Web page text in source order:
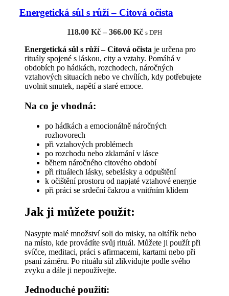
variant.
na
stránce
produktu
Energetická sůl s růží – Citová očista
118.00 Kč – 366.00 KčRozpětí
118.00 Kč
až
366.00 Kč
s DPH
Energetická sůl s růží – Citová očista je určena pro
rituály spojené s láskou, city a vztahy. Pomáhá v
obdobích po hádkách, rozchodech, náročných
vztahových situacích nebo ve chvílích, kdy potřebujete
uvolnit smutek, napětí a staré emoce.
Na co je vhodná:
po hádkách a emocionálně náročných
rozhovorech
při vztahových problémech
po rozchodu nebo zklamání v lásce
během náročného citového období
při rituálech lásky, sebelásky a odpuštění
k očištění prostoru od napjaté vztahové energie
při práci se srdeční čakrou a vnitřním klidem
Jak ji můžete použít:
Nasypte malé množství soli do misky, na oltářík nebo
na místo, kde provádíte svůj rituál. Můžete ji použít při
svíčce, meditaci, práci s afirmacemi, kartami nebo při
psaní záměru. Po rituálu sůl zlikvidujte podle svého
zvyku a dále ji nepoužívejte.
Jednoduché použití: